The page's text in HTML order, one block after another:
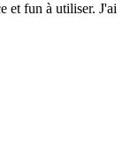
et fun à utiliser. J'ai